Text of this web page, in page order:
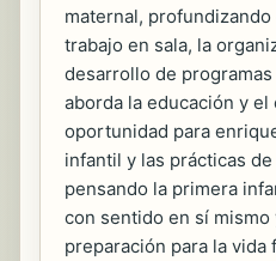
maternal,
trabajo en sala, la
desarrollo de
aborda la educación y el
oportunidad para
infantil y las prácticas
pensando la primera
con sentido en sí mismo
preparación para la vida